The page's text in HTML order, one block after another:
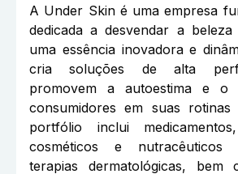
A Under Skin é uma empresa
dedicada a desvendar a beleza
uma essência inovadora e
cria soluções de alta
promovem a autoestima e o
consumidores em suas
portfólio inclui
cosméticos e nutracêuticos
terapias dermatológicas, bem